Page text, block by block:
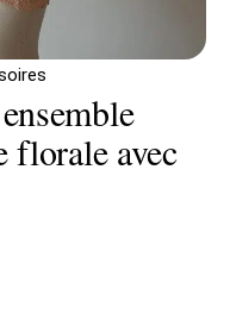
florale avec